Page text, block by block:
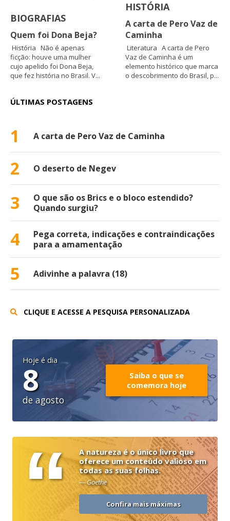
BIOGRAFIAS
Quem foi Dona Beja?
História Não é apenas
ficção: houve uma mulher
cujo apelido foi Dona Beja,
que fez história no Brasil. V...
HISTÓRIA
A carta de Pero Vaz de
Caminha
Literatura A carta de Pero
Vaz de Caminha é um
elemento histórico que marca
o descobrimento do Brasil, p...
ÚLTIMAS POSTAGENS
1 A carta de Pero Vaz de Caminha
2 O deserto de Negev
3
O que são os Brics e o bloco estendido?
Quando surgiu?
4
Pega correta, indicações e contraindicações
para a amamentação
5 Adivinhe a palavra (18)
CLIQUE E ACESSE A PESQUISA PERSONALIZADA
Hoje é dia
8
de agosto
Saiba o que se
comemora hoje
“
A natureza é o único livro que
oferece um conteúdo valioso em
todas as suas folhas.
— Goethe
Confira mais máximas